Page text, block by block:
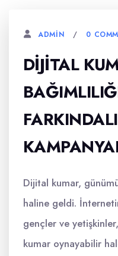
ADMIN 0
DIJITAL
Dijital kumar,
haline geldi.
gençler ve
kumar oynayabilir